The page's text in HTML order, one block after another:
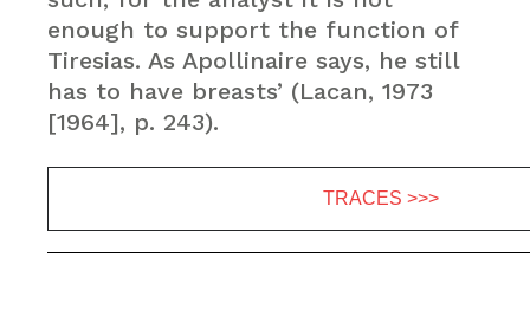
enough to support the function of
Tiresias. As Apollinaire says, he still
has to have breasts’ (Lacan, 1973
[1964], p. 243).
TRACES >>>